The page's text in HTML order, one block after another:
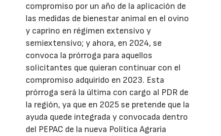
compromiso por un año de la aplicación de
las medidas de bienestar animal en el ovino
y caprino en régimen extensivo y
semiextensivo; y ahora, en 2024, se
convoca la prórroga para aquellos
solicitantes que quieran continuar con el
compromiso adquirido en 2023. Esta
prórroga será la última con cargo al PDR de
la región, ya que en 2025 se pretende que la
ayuda quede integrada y convocada dentro
del PEPAC de la nueva Política Agraria